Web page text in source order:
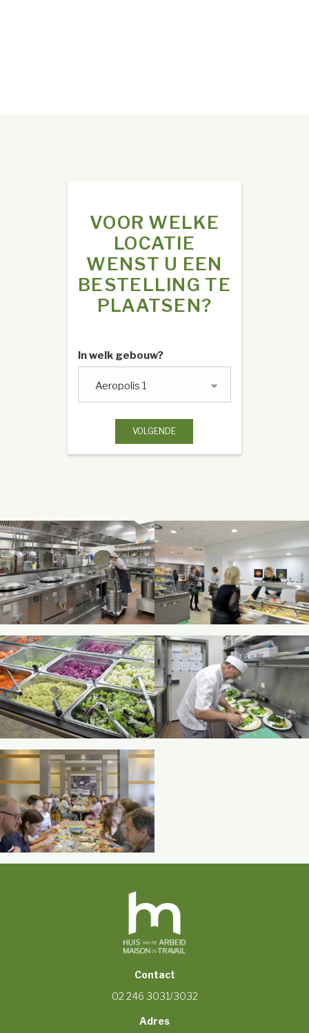
VOOR WELKE
LOCATIE
WENST U EEN
BESTELLING TE
PLAATSEN?
In welk gebouw?
VOLGENDE
Contact
02 246 3031/3032
Adres